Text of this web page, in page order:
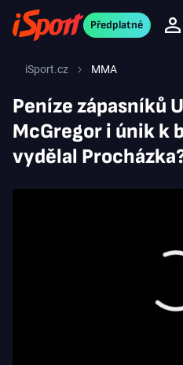
Předplatné
iSport.cz MMA
Peníze zápasníků
McGregor i únik k
vydělal